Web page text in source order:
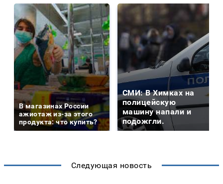
В магазинах России
ажиотаж из-за этого
продукта: что купить?
СМИ: В Химках на
полицейскую
машину напали и
подожгли.
Следующая новость